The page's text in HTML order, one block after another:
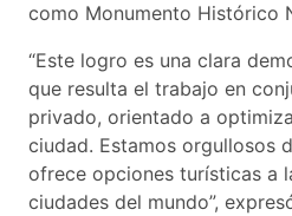
como Monumento Histórico
“Este logro es una clara
que resulta el trabajo en
privado, orientado a
ciudad. Estamos orgullosos
ofrece opciones turísticas a
ciudades del mundo”,